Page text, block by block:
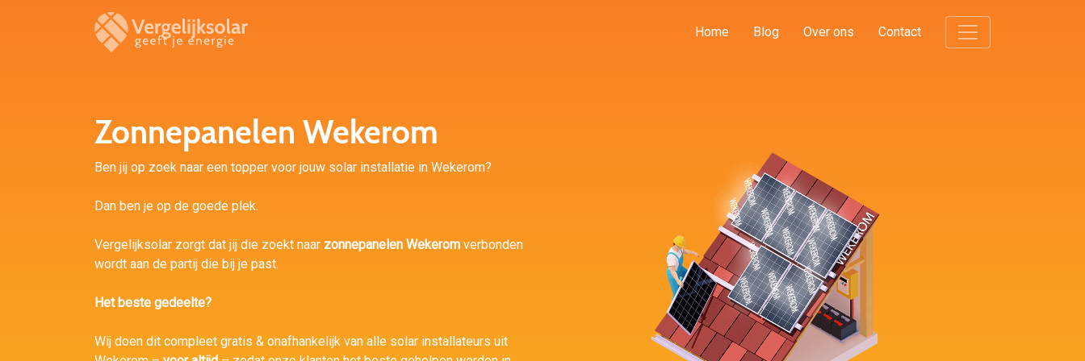
Home Blog Over ons Contact
Zonnepanelen Wekerom
Ben jij op zoek naar een topper voor jouw solar installatie in Wekerom?
Dan ben je op de goede plek.
Vergelijksolar zorgt dat jij die zoekt naar zonnepanelen Wekerom verbonden
wordt aan de partij die bij je past.
Het beste gedeelte?
Wij doen dit compleet gratis & onafhankelijk van alle solar installateurs uit